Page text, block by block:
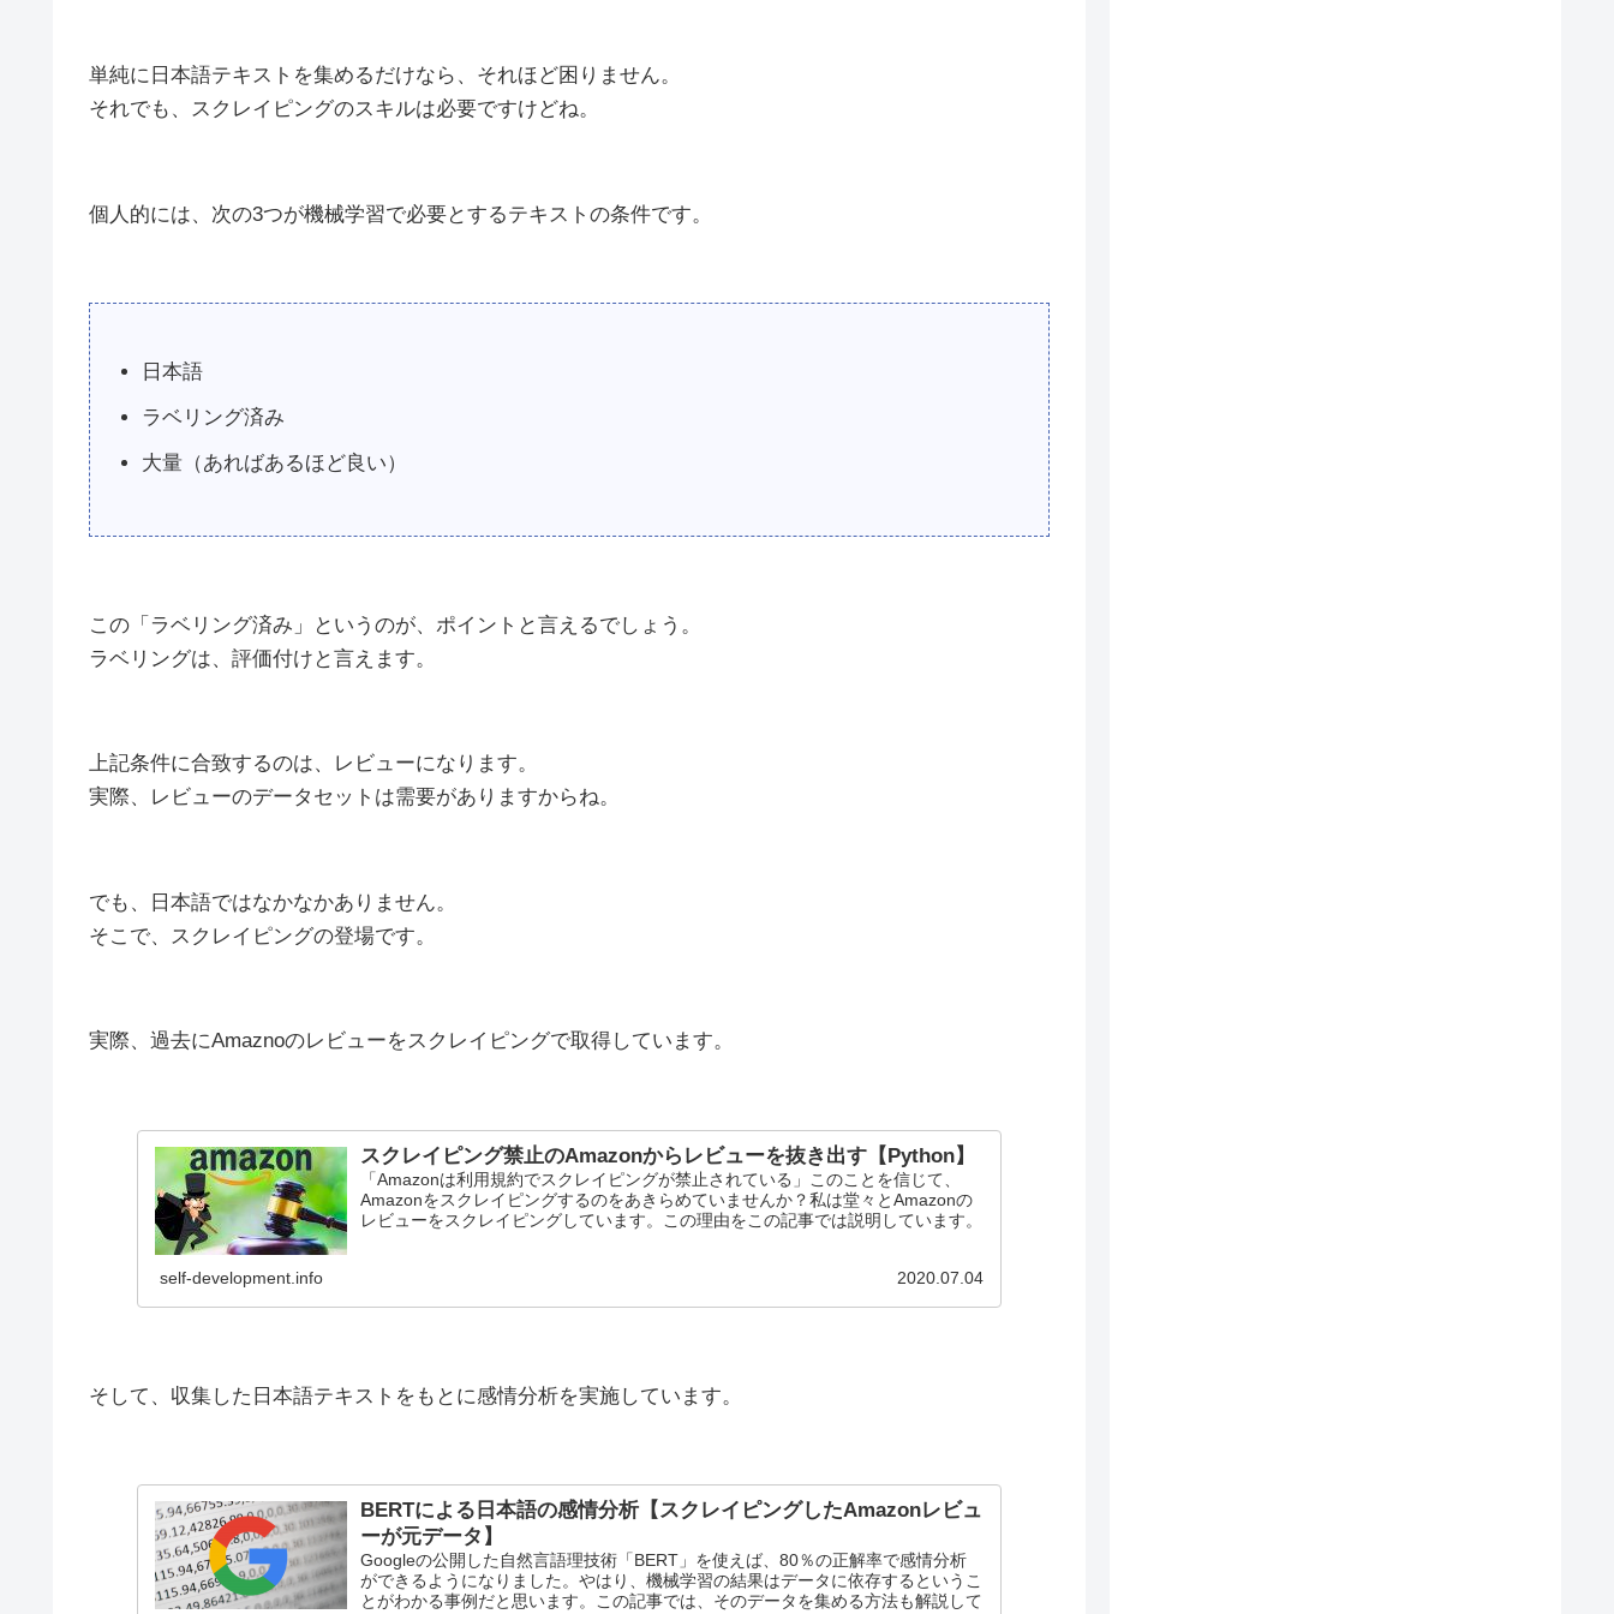
単純に日本語テキストを集めるだけなら、それほど困りません。
それでも、スクレイピングのスキルは必要ですけどね。
個人的には、次の3つが機械学習で必要とするテキストの条件です。
日本語
ラベリング済み
大量（あればあるほど良い）
この「ラベリング済み」というのが、ポイントと言えるでしょう。
ラベリングは、評価付けと言えます。
上記条件に合致するのは、レビューになります。
実際、レビューのデータセットは需要がありますからね。
でも、日本語ではなかなかありません。
そこで、スクレイピングの登場です。
実際、過去にAmaznoのレビューをスクレイピングで取得しています。
スクレイピング禁止のAmazonからレビューを抜き出す【Python】
「Amazonは利用規約でスクレイピングが禁止されている」このことを信じて、
Amazonをスクレイピングするのをあきらめていませんか？私は堂々とAmazonの
レビューをスクレイピングしています。この理由をこの記事では説明しています。
self-development.info 2020.07.04
そして、収集した日本語テキストをもとに感情分析を実施しています。
BERTによる日本語の感情分析【スクレイピングしたAmazonレビュ
ーが元データ】
Googleの公開した自然言語理技術「BERT」を使えば、80％の正解率で感情分析
ができるようになりました。やはり、機械学習の結果はデータに依存するというこ
とがわかる事例だと思います。この記事では、そのデータを集める方法も解説して